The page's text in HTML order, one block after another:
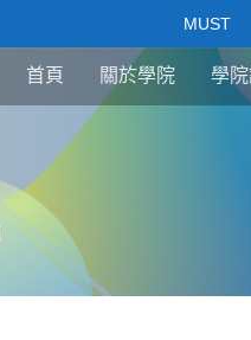
MUST
首頁 關於學院 學